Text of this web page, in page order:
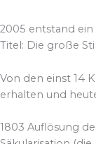
2005 entstand
Titel: Die große
Von den einst 14
erhalten und
1803 Auflösung